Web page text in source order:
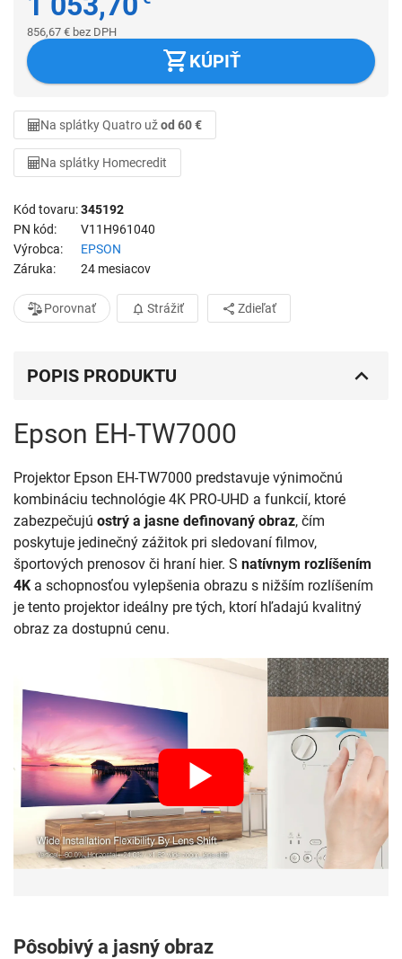
856,67 € bez DPH
KÚPIŤ
Na splátky Quatro užod 60 €
Na splátky Homecredit
Kód tovaru 345192
PN kód
V11H961040
Výrobca
EPSON
Záruka
24 mesiacov
Porovnať Strážiť Zdieľať
POPIS PRODUKTU
Epson EH-TW7000
Projektor Epson EH-TW7000 predstavuje výnimočnú
kombináciu technológie 4K PRO-UHD a funkcií, ktoré
zabezpečujú ostrý a jasne definovaný obraz, čím
poskytuje jedinečný zážitok pri sledovaní filmov,
športových prenosov či hraní hier. S natívnym rozlíšením
4K a schopnosťou vylepšenia obrazu s nižším rozlíšením
je tento projektor ideálny pre tých, ktorí hľadajú kvalitný
obraz za dostupnú cenu.
Pôsobivý a jasný obraz